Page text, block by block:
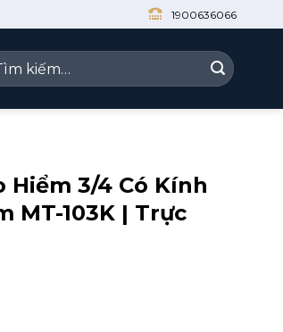
1900636066
Hiểm 3/4 Có Kính
MT-103K | Trực